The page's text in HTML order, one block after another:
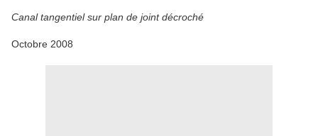
Canal tangentiel sur plan de joint décroché
Octobre 2008